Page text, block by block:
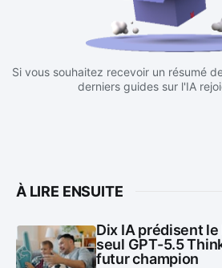
Si vous souhaitez recevoir un résumé
derniers guides sur l'IA
À LIRE ENSUITE
Dix IA prédisent
seul GPT-5.5
futur champion